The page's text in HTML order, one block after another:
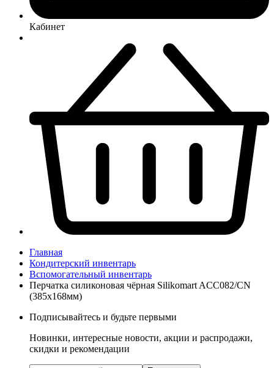
Кабинет
Главная
Кондитерский инвентарь
Вспомогательный инвентарь
Перчатка силиконовая чёрная Silikomart ACC082/CN
(385х168мм)
Подписывайтесь и будьте первыми
Новинки, интересные новости, акции и распродажи,
скидки и рекомендации